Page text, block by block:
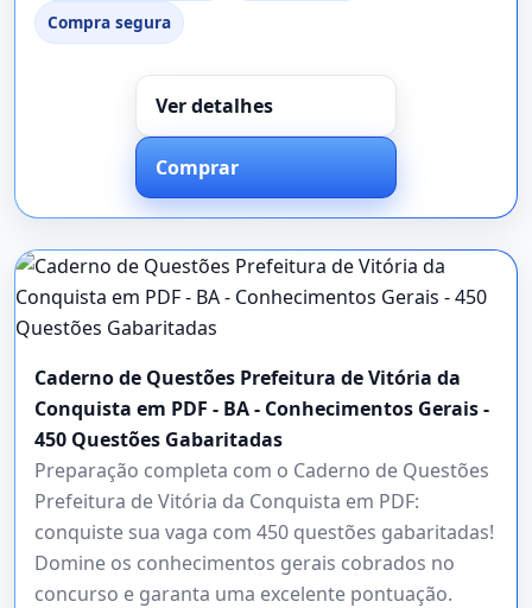
Compra segura
Ver detalhes
Comprar
Caderno de Questões Prefeitura de Vitória da
Conquista em PDF - BA - Conhecimentos Gerais -
450 Questões Gabaritadas
Preparação completa com o Caderno de Questões
Prefeitura de Vitória da Conquista em PDF:
conquiste sua vaga com 450 questões gabaritadas!
Domine os conhecimentos gerais cobrados no
concurso e garanta uma excelente pontuação.